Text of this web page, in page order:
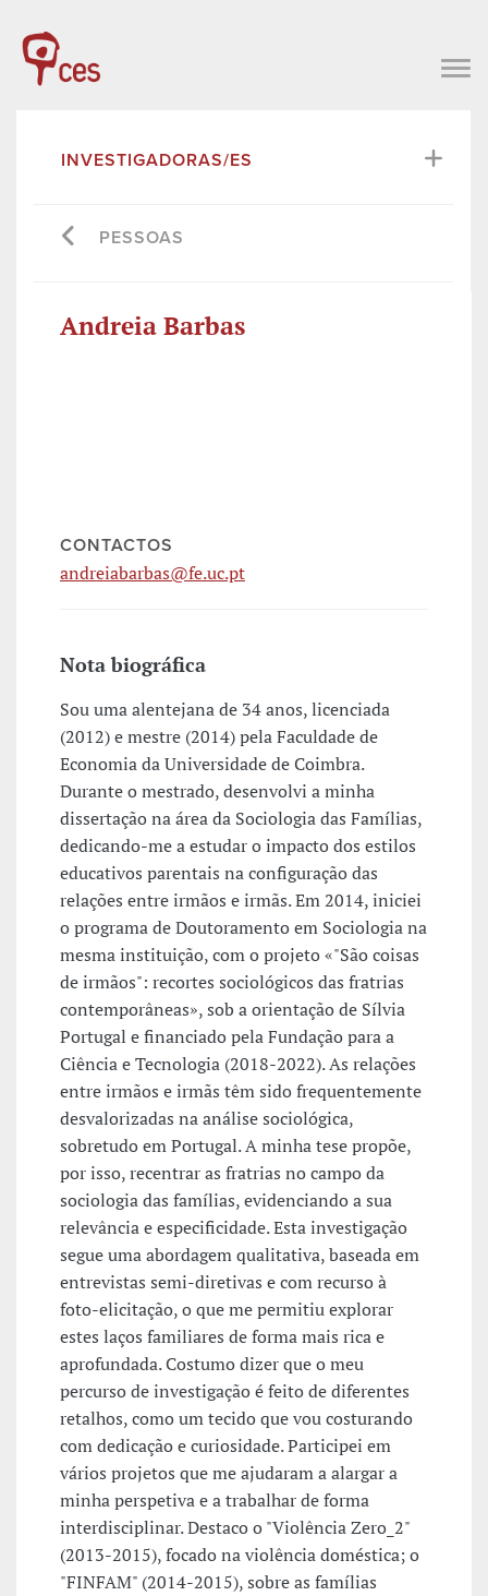
INVESTIGADORAS/ES
PESSOAS
Andreia Barbas
CONTACTOS
andreiabarbas@fe.uc.pt
Nota biográfica
Sou uma alentejana de 34 anos, licenciada
(2012) e mestre (2014) pela Faculdade de
Economia da Universidade de Coimbra.
Durante o mestrado, desenvolvi a minha
dissertação na área da Sociologia das Famílias,
dedicando-me a estudar o impacto dos estilos
educativos parentais na configuração das
relações entre irmãos e irmãs. Em 2014, iniciei
o programa de Doutoramento em Sociologia na
mesma instituição, com o projeto «"São coisas
de irmãos": recortes sociológicos das fratrias
contemporâneas», sob a orientação de Sílvia
Portugal e financiado pela Fundação para a
Ciência e Tecnologia (2018-2022). As relações
entre irmãos e irmãs têm sido frequentemente
desvalorizadas na análise sociológica,
sobretudo em Portugal. A minha tese propõe,
por isso, recentrar as fratrias no campo da
sociologia das famílias, evidenciando a sua
relevância e especificidade. Esta investigação
segue uma abordagem qualitativa, baseada em
entrevistas semi-diretivas e com recurso à
foto-elicitação, o que me permitiu explorar
estes laços familiares de forma mais rica e
aprofundada. Costumo dizer que o meu
percurso de investigação é feito de diferentes
retalhos, como um tecido que vou costurando
com dedicação e curiosidade. Participei em
vários projetos que me ajudaram a alargar a
minha perspetiva e a trabalhar de forma
interdisciplinar. Destaco o "Violência Zero_2"
(2013-2015), focado na violência doméstica; o
"FINFAM" (2014-2015), sobre as famílias